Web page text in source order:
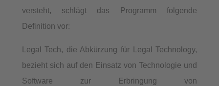
versteht, schlägt das Programm folgende
Definition vor:
Legal Tech, die Abkürzung für Legal Technology,
bezieht sich auf den Einsatz von Technologie und
Software zur Erbringung von